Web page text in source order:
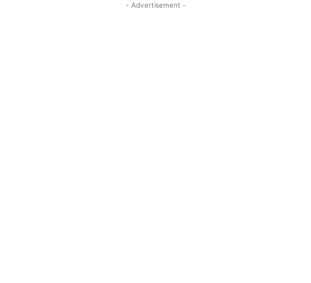
- Advertisement -